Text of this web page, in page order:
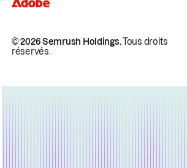
© 2026 Semrush Holdings.Tous droits
réservés.